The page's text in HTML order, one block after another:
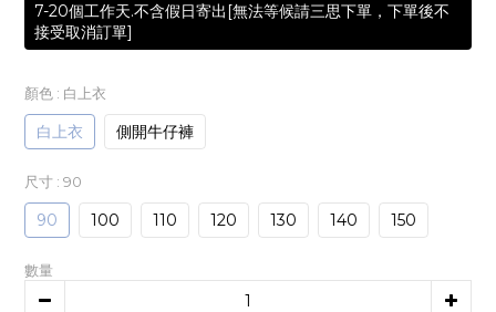
7-20個工作天.不含假日寄出[無法等候請三思下單，下單後不
接受取消訂單]
顏色 : 白上衣
白上衣 側開牛仔褲
尺寸 : 90
90 100 110 120 130 140 150
數量